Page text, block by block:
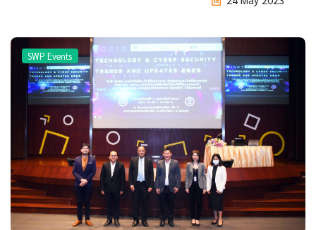
SWP Events